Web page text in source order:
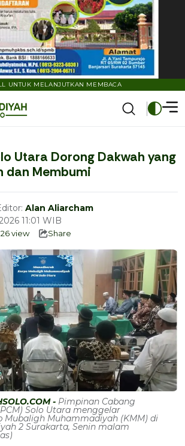
UNTUK MELANJUTKAN MEMBACA
Utara Dorong Dakwah yang
dan Membumi
Alan Aliarcham
11:01 WIB
26view Share
- Pimpinan Cabang
Solo Utara menggelar
Mubaligh Muhammadiyah (KMM) di
2 Surakarta, Senin malam